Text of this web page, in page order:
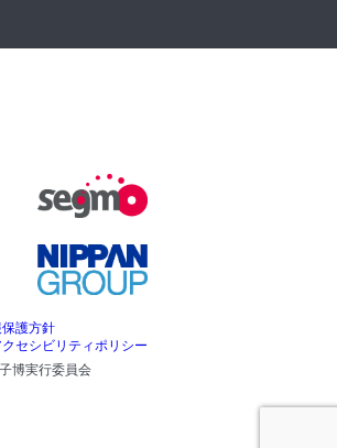
護方針
セシビリティポリシー
博実行委員会